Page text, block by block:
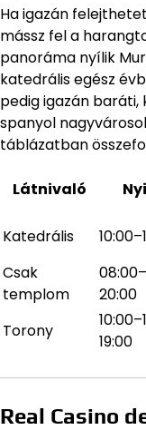
Ha igazán
mássz fel a
panoráma nyílik
katedrális egész
pedig igazán baráti,
spanyol
táblázatban
Látnivaló
Katedrális
Csak
templom
20:00
Torony
19:00
Real Casino